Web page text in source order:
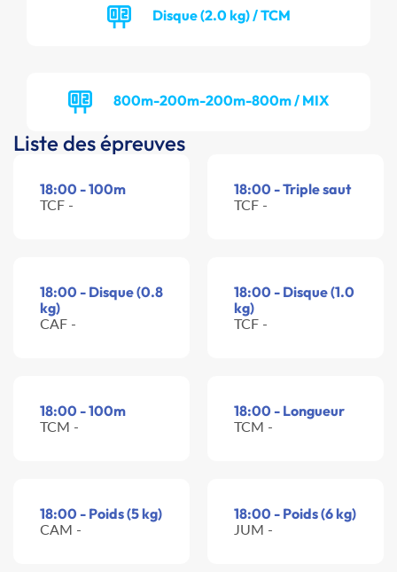
Disque (2.0 kg) / TCM
800m-200m-200m-800m / MIX
Liste des épreuves
18:00 - 100m
TCF -
18:00 - Triple saut
TCF -
18:00 - Disque (0.8
kg)
CAF -
18:00 - Disque (1.0
kg)
TCF -
18:00 - 100m
TCM -
18:00 - Longueur
TCM -
18:00 - Poids (5 kg)
CAM -
18:00 - Poids (6 kg)
JUM -